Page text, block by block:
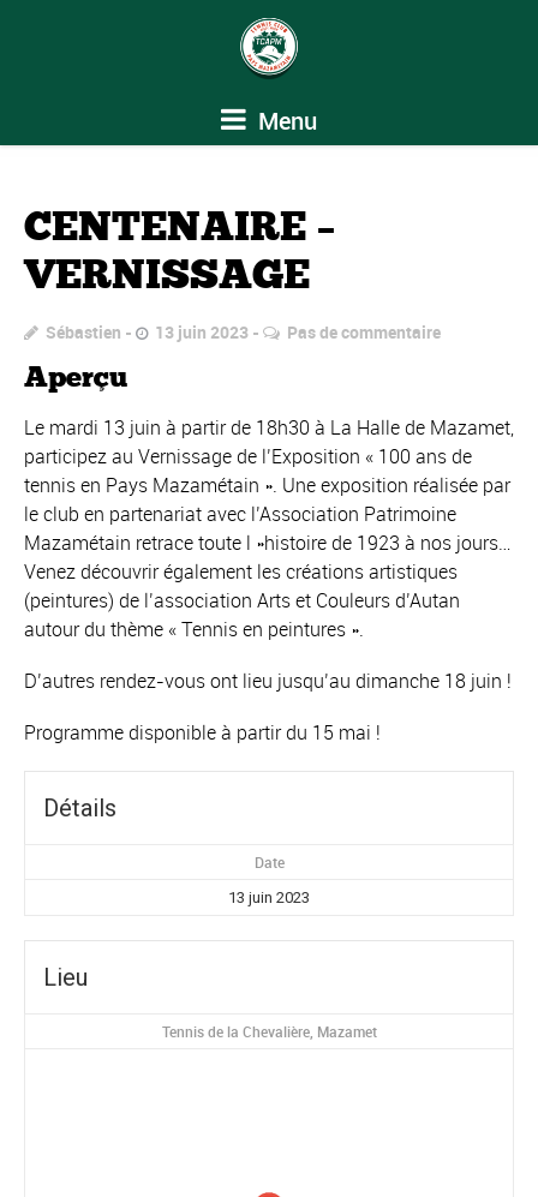
Menu
CENTENAIRE –
VERNISSAGE
Sébastien 13 juin 2023 Pas de commentaire
Aperçu
Le mardi 13 juin à partir de 18h30 à La Halle de Mazamet,
participez au Vernissage de l’Exposition « 100 ans de
tennis en Pays Mazamétain ». Une exposition réalisée par
le club en partenariat avec l’Association Patrimoine
Mazamétain retrace toute l »histoire de 1923 à nos jours…
Venez découvrir également les créations artistiques
(peintures) de l’association Arts et Couleurs d’Autan
autour du thème « Tennis en peintures ».
D’autres rendez-vous ont lieu jusqu’au dimanche 18 juin !
Programme disponible à partir du 15 mai !
Détails
Date
13 juin 2023
Lieu
Tennis de la Chevalière, Mazamet